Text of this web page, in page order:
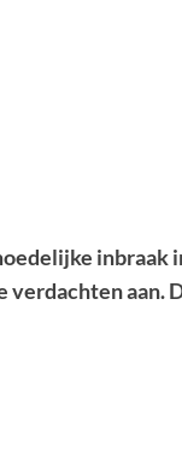
inbraak
aan.